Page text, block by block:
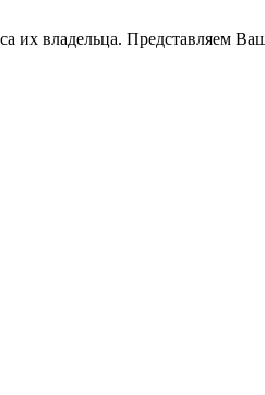
их владельца. Представляем